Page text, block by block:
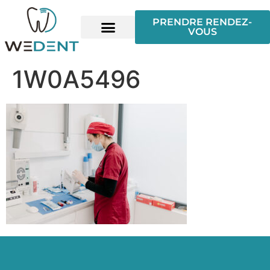
PRENDRE RENDEZ-
VOUS
1W0A5496